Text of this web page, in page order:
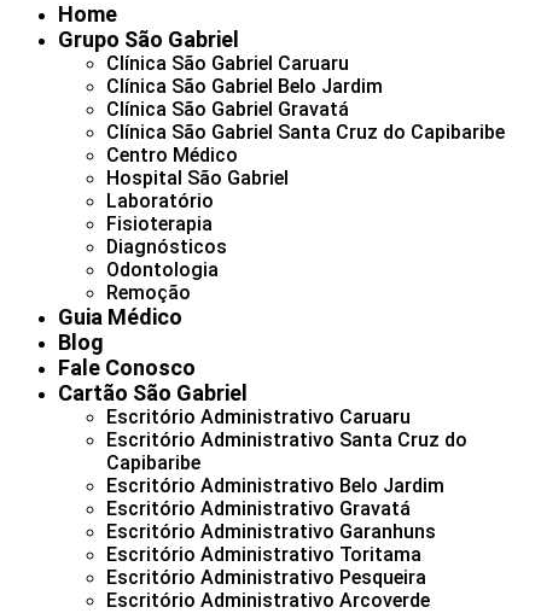
Home
Grupo São Gabriel
Clínica São Gabriel Caruaru
Clínica São Gabriel Belo Jardim
Clínica São Gabriel Gravatá
Clínica São Gabriel Santa Cruz do Capibaribe
Centro Médico
Hospital São Gabriel
Laboratório
Fisioterapia
Diagnósticos
Odontologia
Remoção
Guia Médico
Blog
Fale Conosco
Cartão São Gabriel
Escritório Administrativo Caruaru
Escritório Administrativo Santa Cruz do
Capibaribe
Escritório Administrativo Belo Jardim
Escritório Administrativo Gravatá
Escritório Administrativo Garanhuns
Escritório Administrativo Toritama
Escritório Administrativo Pesqueira
Escritório Administrativo Arcoverde